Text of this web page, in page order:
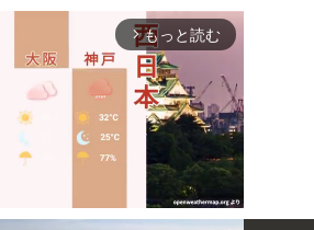
arrow_forward_ios もっと読む